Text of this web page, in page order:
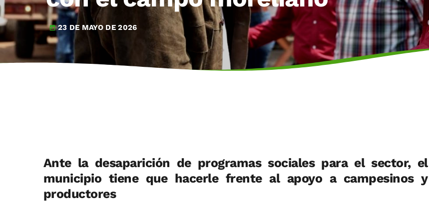
today 23 DE MAYO DE 2026
Ante la desaparición de programas sociales para el sector, el
municipio tiene que hacerle frente al apoyo a campesinos y
productores